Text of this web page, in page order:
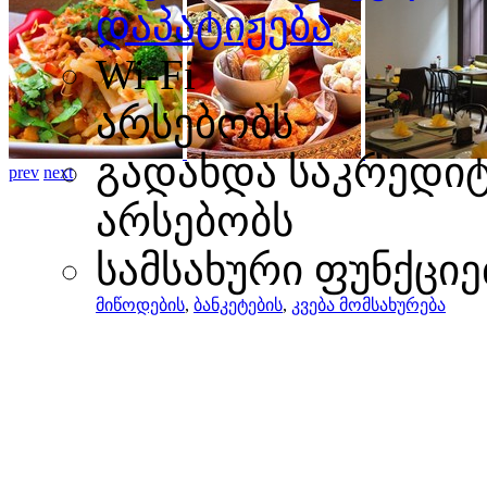
prev next
დაპატიჟება
Wi-Fi
არსებობს
გადახდა
არსებობს
სამსახური
მიწოდების, ბანკეტების, კვება მომსახურება